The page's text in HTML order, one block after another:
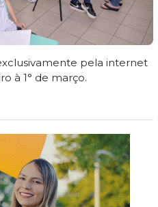
pela internet
à 1° de março.